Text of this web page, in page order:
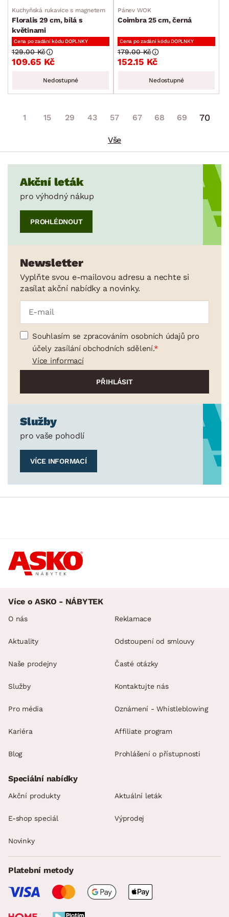
Ostatní kuchyňské pomůcky
Pánve
Plechy a pekáče
Příbory
Vařečky a naběračky
Sklenice a skleničky
Příslušenství ke kávě a čaji
Kuchyňské nože
Džbány a karafy
Cukrářské potřeby
Zahradní doplňky
Ukládání a organizace
Drobné bytové doplňky
Vánoce
Velikonoce
Sedací soupravy a pohovky
Sestavy a stěny
Drobný nábytek
Spotřebiče
BARVA
DEKOR
MÍSTNOST
SKLADOVOST
Kuchyňská rukavice s magnetem
Floralis 29 cm, bílá s
květinami
Cena po zadání kódu DOPLNKY
109.65 Kč
129.00 Kč
Nedostupné
Pánev WOK
Coimbra 25 cm, černá
Cena po zadání kódu DOPLNKY
152.15 Kč
179.00 Kč
Nedostupné
1 15 29 43 57 67 68 69 70
Vše
Akční leták
pro výhodný nákup
PROHLÉDNOUT
Newsletter
Vyplňte svou e-mailovou adresu a nechte si
zasílat akční nabídky a novinky.
Souhlasím se zpracováním osobních údajů pro
účely zasílání obchodních sdělení.
Více informací
Služby
pro vaše pohodlí
VÍCE INFORMACÍ
Více o ASKO - NÁBYTEK
O nás
Aktuality
Naše prodejny
Služby
Pro média
Kariéra
Blog
Reklamace
Odstoupení od smlouvy
Časté otázky
Kontaktujte nás
Oznámení - Whistleblowing
Affiliate program
Prohlášení o přístupnosti
Speciální nabídky
Akční produkty Aktuální leták
E-shop speciál Výprodej
Novinky
Platební metody